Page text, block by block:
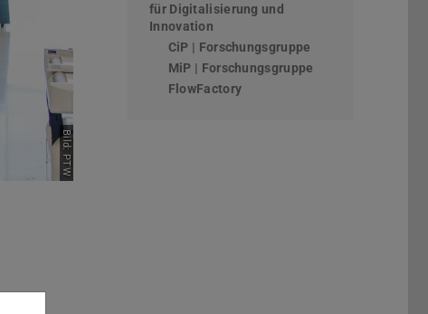
Bild: PTW
für Digitalisierung und
Innovation
CiP | Forschungsgruppe
MiP | Forschungsgruppe
FlowFactory